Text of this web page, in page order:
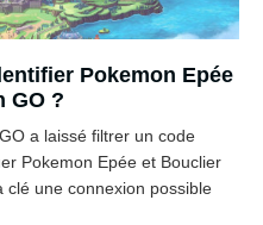
Pokemon Epée
GO ?
Pokemon Epée et Bouclier
clé une connexion possible